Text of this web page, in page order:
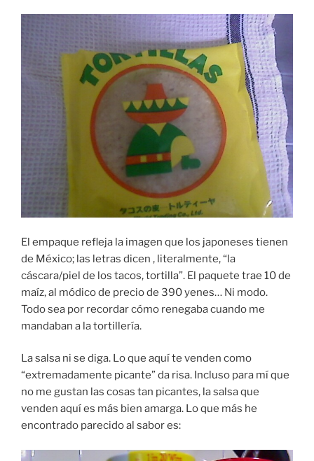
El empaque refleja la imagen que los japoneses tienen
de México; las letras dicen , literalmente, “la
cáscara/piel de los tacos, tortilla”. El paquete trae 10 de
maíz, al módico de precio de 390 yenes… Ni modo.
Todo sea por recordar cómo renegaba cuando me
mandaban a la tortillería.
La salsa ni se diga. Lo que aquí te venden como
“extremadamente picante” da risa. Incluso para mí que
no me gustan las cosas tan picantes, la salsa que
venden aquí es más bien amarga. Lo que más he
encontrado parecido al sabor es: